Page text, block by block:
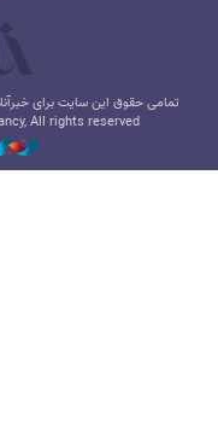
تمامی حقوق این سایت برای
All rights reserved